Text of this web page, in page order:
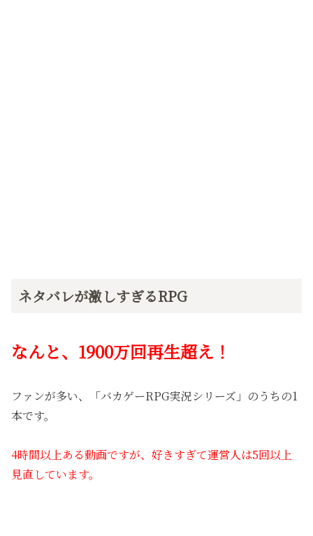
ネタバレが激しすぎるRPG
なんと、1900万回再生超え！
ファンが多い、「バカゲーRPG実況シリーズ」のうちの1
本です。
4時間以上ある動画ですが、好きすぎて運営人は5回以上
見直しています。